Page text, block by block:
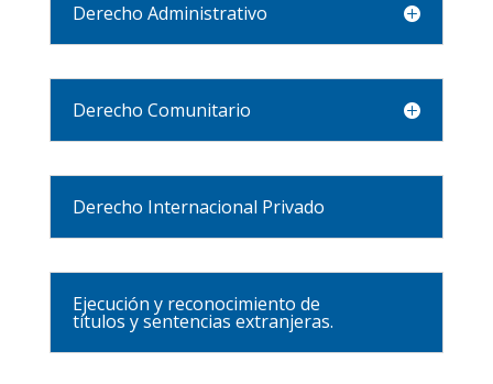
Derecho Administrativo
Derecho Comunitario
Derecho Internacional Privado
Ejecución y reconocimiento de
títulos y sentencias extranjeras.